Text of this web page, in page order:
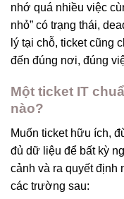
nhớ quá nhiều việc
nhỏ” có trạng thái,
lý tại chỗ, ticket cũng
đến đúng nơi, đúng
Một ticket IT
nào?
Muốn ticket hữu ích,
đủ dữ liệu để bất kỳ
cảnh và ra quyết định
các trường sau: